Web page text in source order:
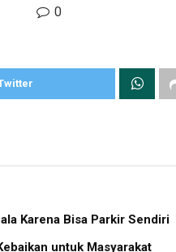
0
Karena Bisa Parkir Sendiri
untuk Masyarakat